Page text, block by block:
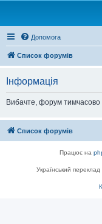
Допомога
Список форумів
Інформація
Вибачте, форум тимчасово
Список форумів
Працює на
Український